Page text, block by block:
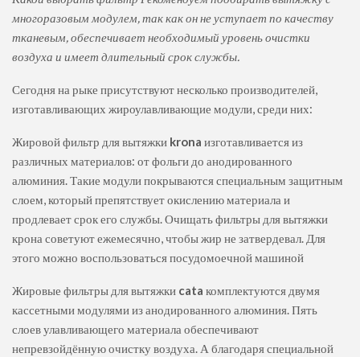
многоразовым модулем, так как он не уступает по качеству
тканевым, обеспечивает необходимый уровень очистки
воздуха и имеет длительный срок службы.
Сегодня на рыке присутствуют несколько производителей,
изготавливающих жироулавливающие модули, среди них:
Жировой фильтр для вытяжки krona изготавливается из
различных материалов: от фольги до анодированного
алюминия. Такие модули покрываются специальным защитным
слоем, который препятствует окислению материала и
продлевает срок его службы. Очищать фильтры для вытяжки
крона советуют ежемесячно, чтобы жир не затвердевал. Для
этого можно воспользоваться посудомоечной машиной
Жировые фильтры для вытяжки cata комплектуются двумя
кассетными модулями из анодированного алюминия. Пять
слоев улавливающего материала обеспечивают
непревзойдённую очистку воздуха. А благодаря специальной